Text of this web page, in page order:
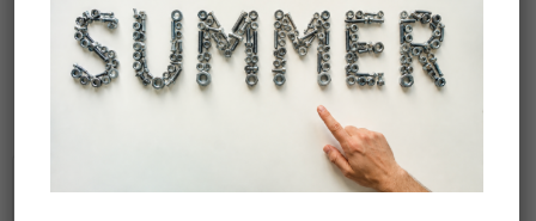
Σχετικά προϊόντα